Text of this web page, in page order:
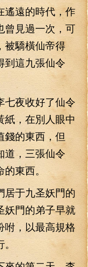
遠的時代，作
曾見過一次，可
被驕橫仙帝得
到這九張仙令
夜收好了仙令
紙，在別人眼中
錢的東西，但
道，三張仙令
東西。
于九圣妖門的
妖門的弟子早就
咐，以最高規格